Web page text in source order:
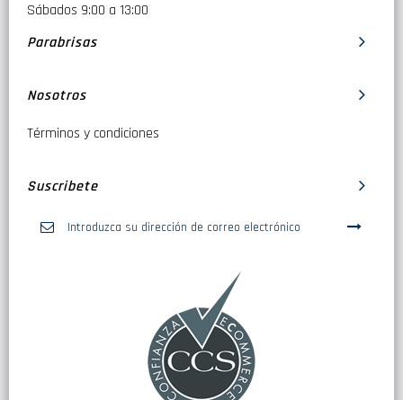
Sábados 9:00 a 13:00
Parabrisas
Nosotros
Términos y condiciones
Suscribete